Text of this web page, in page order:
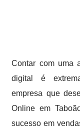
Contar com uma
digital é
empresa que
Online em
sucesso em